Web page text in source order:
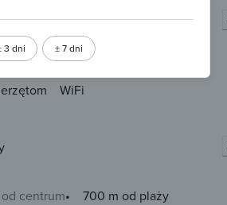
3 dni ± 7 dni
WiFi
centrum 700 m od plaży